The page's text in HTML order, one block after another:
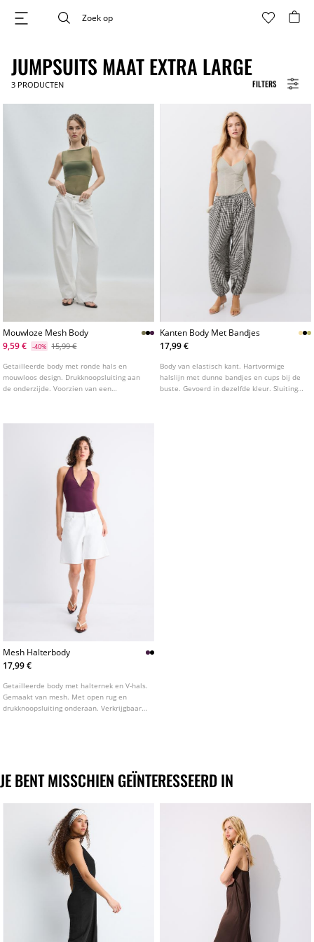
FILTERS
JUMPSUITS MAAT EXTRA LARGE
3 PRODUCTEN
Mouwloze Mesh Body
9,59 €
-40% 15,99 €
Getailleerde body met ronde hals en
mouwloos design. Drukknoopsluiting aan
de onderzijde. Voorzien van een
Kanten Body Met Bandjes
17,99 €
Body van elastisch kant. Hartvormige
halslijn met dunne bandjes en cups bij de
buste. Gevoerd in dezelfde kleur. Sluiting
Mesh Halterbody
17,99 €
Getailleerde body met halternek en V-hals.
Gemaakt van mesh. Met open rug en
drukknoopsluiting onderaan. Verkrijgbaar
JE BENT MISSCHIEN GEÏNTERESSEERD IN